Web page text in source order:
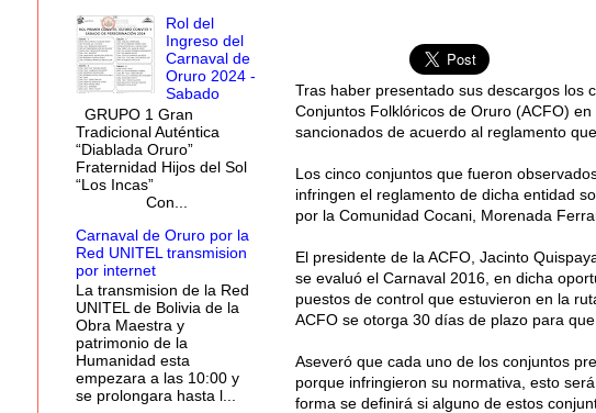
Tras haber presentado sus descargos los
Conjuntos Folklóricos de Oruro (ACFO)
sancionados de acuerdo al reglamento
Los cinco conjuntos que fueron
infringen el reglamento de dicha entidad
por la Comunidad Cocani, Morenada
El presidente de la ACFO, Jacinto
se evaluó el Carnaval 2016, en dicha
puestos de control que estuvieron en la
ACFO se otorga 30 días de plazo para
Aseveró que cada uno de los conjuntos
porque infringieron su normativa, esto
forma se definirá si alguno de estos
Rol del
Ingreso del
Carnaval de
Oruro 2024 -
Sabado
GRUPO 1 Gran
Tradicional Auténtica
“Diablada Oruro”
Fraternidad Hijos del Sol
“Los Incas”
Con...
Carnaval de Oruro por la
Red UNITEL transmision
por internet
La transmision de la Red
UNITEL de Bolivia de la
Obra Maestra y
patrimonio de la
Humanidad esta
empezara a las 10:00 y
se prolongara hasta l...